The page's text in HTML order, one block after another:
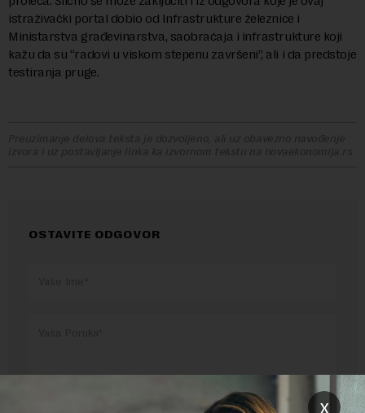
istraživački portal dobio od Infrastrukture železnice i
Ministarstva građevinarstva, saobraćaja i infrastrukture koji
kažu da su “radovi u viskom stepenu završeni”, ali i da predstoje
testiranja pruge.
Preuzimanje delova teksta je dozvoljeno, ali uz obavezno navođenje
izvora i uz postavljanje linka ka izvornom tekstu na novaekonomija.rs
OSTAVITE ODGOVOR
x